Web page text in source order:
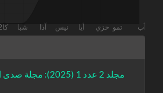
مجلد 2 عدد 1 (2025):